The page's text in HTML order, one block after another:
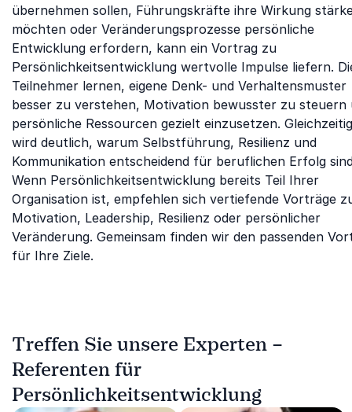
übernehmen sollen, Führungskräfte ihre Wirkung
möchten oder Veränderungsprozesse persönliche
Entwicklung erfordern, kann ein Vortrag zu
Persönlichkeitsentwicklung wertvolle Impulse liefern.
Teilnehmer lernen, eigene Denk- und Verhaltensmuster
besser zu verstehen, Motivation bewusster zu steuern
persönliche Ressourcen gezielt einzusetzen. Gleichzeitig
wird deutlich, warum Selbstführung, Resilienz und
Kommunikation entscheidend für beruflichen Erfolg
Wenn Persönlichkeitsentwicklung bereits Teil Ihrer
Organisation ist, empfehlen sich vertiefende Vorträge
Motivation, Leadership, Resilienz oder persönlicher
Veränderung. Gemeinsam finden wir den passenden
für Ihre Ziele.
Treffen Sie unsere Experten –
Referenten für
Persönlichkeitsentwicklung